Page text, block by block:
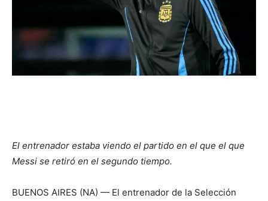
El entrenador estaba viendo el partido en el que el que
Messi se retiró en el segundo tiempo.
BUENOS AIRES (NA) — El entrenador de la Selección